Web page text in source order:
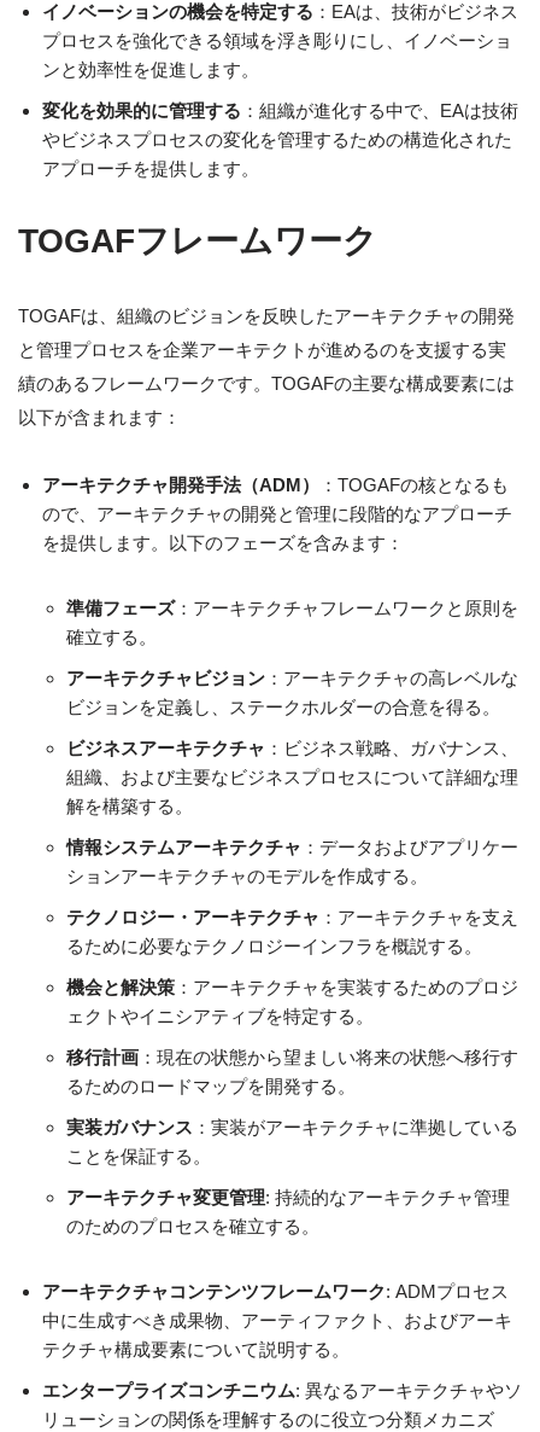
イノベーションの機会を特定する ：EAは、技術がビジネス
プロセスを強化できる領域を浮き彫りにし、イノベーショ
ンと効率性を促進します。
変化を効果的に管理する ：組織が進化する中で、EAは技術
やビジネスプロセスの変化を管理するための構造化された
アプローチを提供します。
TOGAFフレームワーク
TOGAFは、組織のビジョンを反映したアーキテクチャの開発
と管理プロセスを企業アーキテクトが進めるのを支援する実
績のあるフレームワークです。TOGAFの主要な構成要素には
以下が含まれます：
アーキテクチャ開発手法（ADM）
：TOGAFの核となるも
ので、アーキテクチャの開発と管理に段階的なアプローチ
を提供します。以下のフェーズを含みます：
準備フェーズ：アーキテクチャフレームワークと原則を
確立する。
アーキテクチャビジョン ：アーキテクチャの高レベルな
ビジョンを定義し、ステークホルダーの合意を得る。
ビジネスアーキテクチャ ：ビジネス戦略、ガバナンス、
組織、および主要なビジネスプロセスについて詳細な理
解を構築する。
情報システムアーキテクチャ ：データおよびアプリケー
ションアーキテクチャのモデルを作成する。
テクノロジー・アーキテクチャ ：アーキテクチャを支え
るために必要なテクノロジーインフラを概説する。
機会と解決策 ：アーキテクチャを実装するためのプロジ
ェクトやイニシアティブを特定する。
移行計画 ：現在の状態から望ましい将来の状態へ移行す
るためのロードマップを開発する。
実装ガバナンス ：実装がアーキテクチャに準拠している
ことを保証する。
アーキテクチャ変更管理: 持続的なアーキテクチャ管理
のためのプロセスを確立する。
アーキテクチャコンテンツフレームワーク: ADMプロセス
中に生成すべき成果物、アーティファクト、およびアーキ
テクチャ構成要素について説明する。
エンタープライズコンチニウム: 異なるアーキテクチャやソ
リューションの関係を理解するのに役立つ分類メカニズ